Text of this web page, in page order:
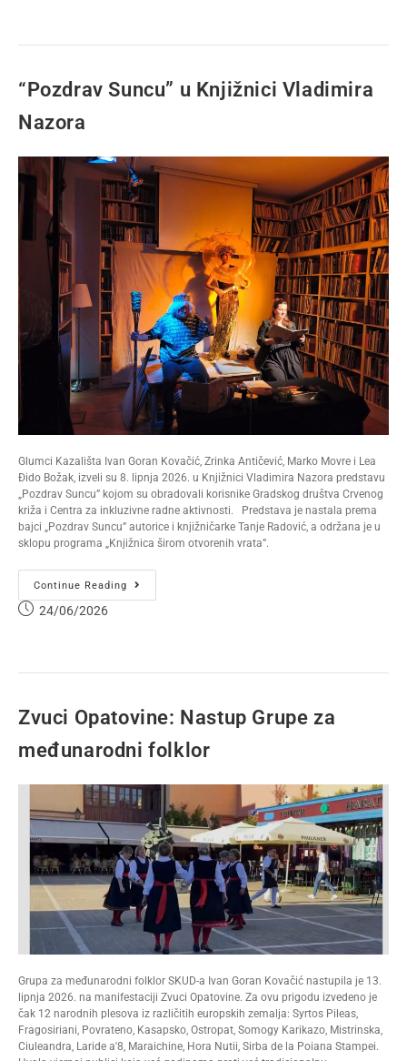
“Pozdrav Suncu” u Knjižnici Vladimira
Nazora
Glumci Kazališta Ivan Goran Kovačić, Zrinka Antičević, Marko Movre i Lea
Đido Božak, izveli su 8. lipnja 2026. u Knjižnici Vladimira Nazora predstavu
„Pozdrav Suncu” kojom su obradovali korisnike Gradskog društva Crvenog
križa i Centra za inkluzivne radne aktivnosti. Predstava je nastala prema
bajci „Pozdrav Suncu” autorice i knjižničarke Tanje Radović, a održana je u
sklopu programa „Knjižnica širom otvorenih vrata”.
Continue Reading
24/06/2026
Zvuci Opatovine: Nastup Grupe za
međunarodni folklor
Grupa za međunarodni folklor SKUD-a Ivan Goran Kovačić nastupila je 13.
lipnja 2026. na manifestaciji Zvuci Opatovine. Za ovu prigodu izvedeno je
čak 12 narodnih plesova iz različitih europskih zemalja: Syrtos Pileas,
Fragosiriani, Povrateno, Kasapsko, Ostropat, Somogy Karikazo, Mistrinska,
Ciuleandra, Laride a'8, Maraichine, Hora Nutii, Sirba de la Poiana Stampei.